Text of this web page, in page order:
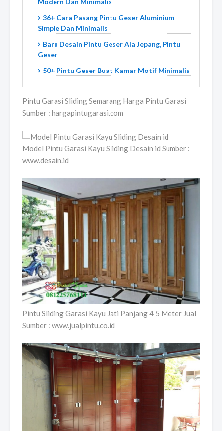
Modern Dan Minimalis
36+ Cara Pasang Pintu Geser Aluminium
Simple Dan Minimalis
Baru Desain Pintu Geser Ala Jepang, Pintu
Geser
50+ Pintu Geser Buat Kamar Motif Minimalis
Pintu Garasi Sliding Semarang Harga Pintu Garasi
Sumber : hargapintugarasi.com
Model Pintu Garasi Kayu Sliding Desain id Sumber :
www.desain.id
Pintu Sliding Garasi Kayu Jati Panjang 4 5 Meter Jual
Sumber : www.jualpintu.co.id